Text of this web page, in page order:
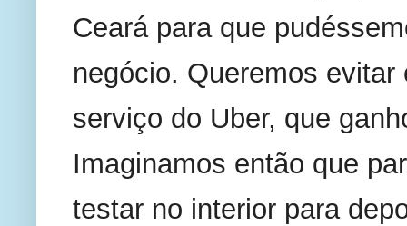
Ceará para que
negócio. Queremos
serviço do Uber, que
Imaginamos então que
testar no interior para